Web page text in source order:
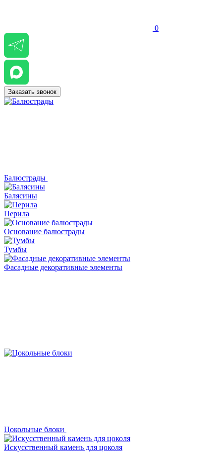
0
Заказать звонок
Балюстрады
Балясины
Перила
Основание балюстрады
Тумбы
Фасадные декоративные элементы
Цокольные блоки
Искусственный камень для цоколя